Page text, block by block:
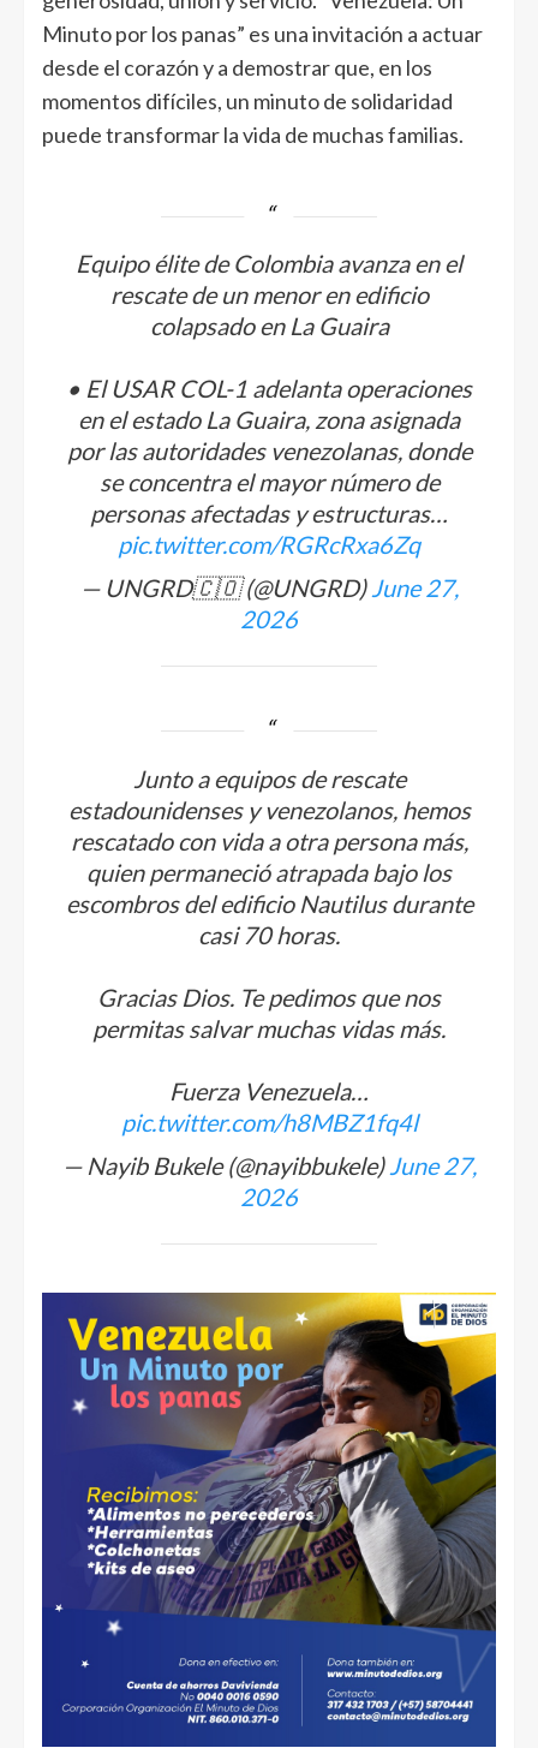
Minuto por los panas” es una invitación a actuar
desde el corazón y a demostrar que, en los
momentos difíciles, un minuto de solidaridad
puede transformar la vida de muchas familias.
Equipo élite de Colombia avanza en el
rescate de un menor en edificio
colapsado en La Guaira
• El USAR COL-1 adelanta operaciones
en el estado La Guaira, zona asignada
por las autoridades venezolanas, donde
se concentra el mayor número de
personas afectadas y estructuras…
pic.twitter.com/RGRcRxa6Zq
— UNGRD🇨🇴 (@UNGRD)June 27,
2026
Junto a equipos de rescate
estadounidenses y venezolanos, hemos
rescatado con vida a otra persona más,
quien permaneció atrapada bajo los
escombros del edificio Nautilus durante
casi 70 horas.
Gracias Dios. Te pedimos que nos
permitas salvar muchas vidas más.
Fuerza Venezuela…
pic.twitter.com/h8MBZ1fq4l
— Nayib Bukele (@nayibbukele)June 27,
2026